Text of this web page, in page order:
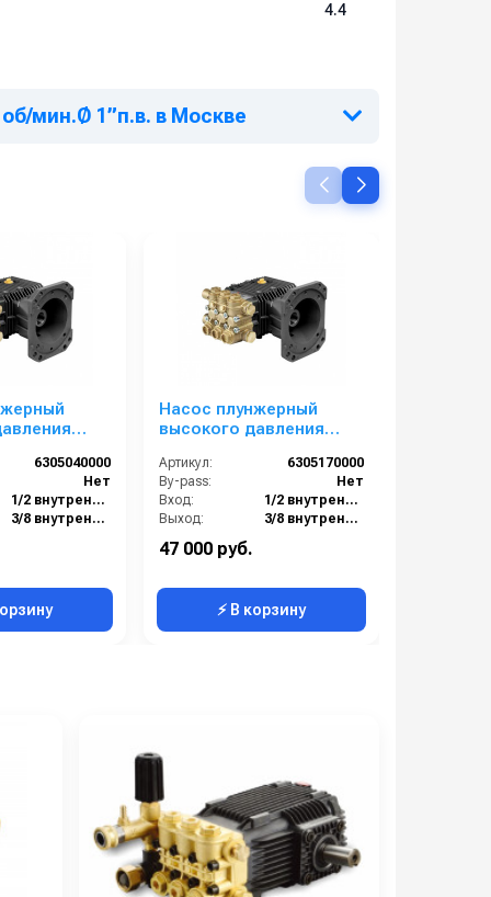
4.4
мин.Ø 1”п.в. в Москве
об/мин.Ø
6305040000
Нет
1/2 внутренняя резьба
3/8 внутренняя резьба
Насос плунжерный
высокого давления
(13/240) 3400 об/мин.Ø
1”п.в.
Артикул:
6305170000
By-pass:
Нет
Вход:
1/2 внутренняя резьба
Выход:
3/8 внутренняя резьба
Производительность (л/мин):
47 000 руб.
⚡ В корзину